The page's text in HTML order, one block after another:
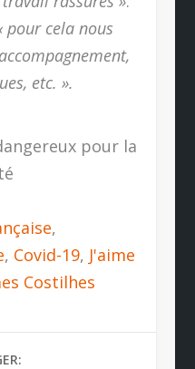
pour cela nous
etc. ».
pour la
,
, Covid-19, J'aime
Costilhes